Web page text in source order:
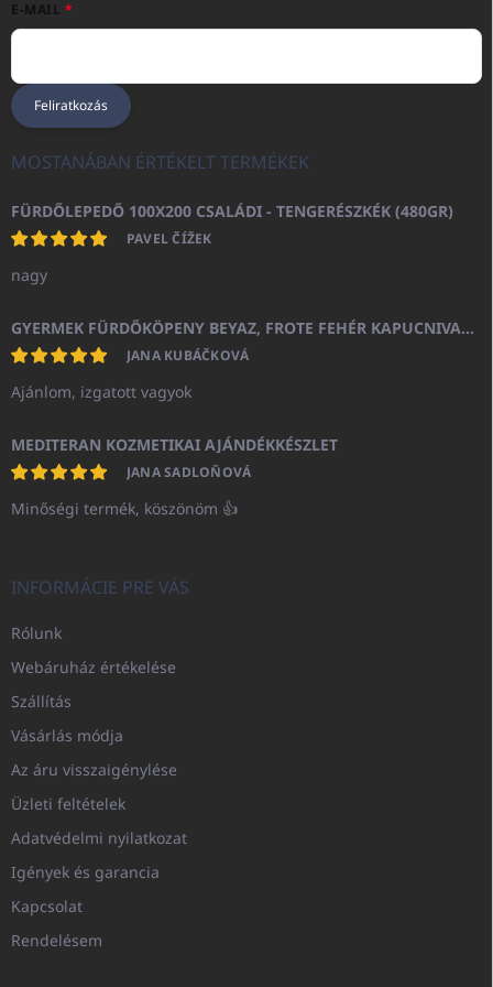
E-MAIL
Feliratkozás
MOSTANÁBAN ÉRTÉKELT TERMÉKEK
FÜRDŐLEPEDŐ 100X200 CSALÁDI - TENGERÉSZKÉK (480GR)
PAVEL ČÍŽEK
nagy
GYERMEK FÜRDŐKÖPENY BEYAZ, FROTE FEHÉR KAPUCNIVAL (400GR)
JANA KUBÁČKOVÁ
Ajánlom, izgatott vagyok
MEDITERAN KOZMETIKAI AJÁNDÉKKÉSZLET
JANA SADLOŇOVÁ
Minőségi termék, köszönöm 👍
INFORMÁCIE PRE VÁS
Rólunk
Webáruház értékelése
Szállítás
Vásárlás módja
Az áru visszaigénylése
Üzleti feltételek
Adatvédelmi nyilatkozat
Igények és garancia
Kapcsolat
Rendelésem